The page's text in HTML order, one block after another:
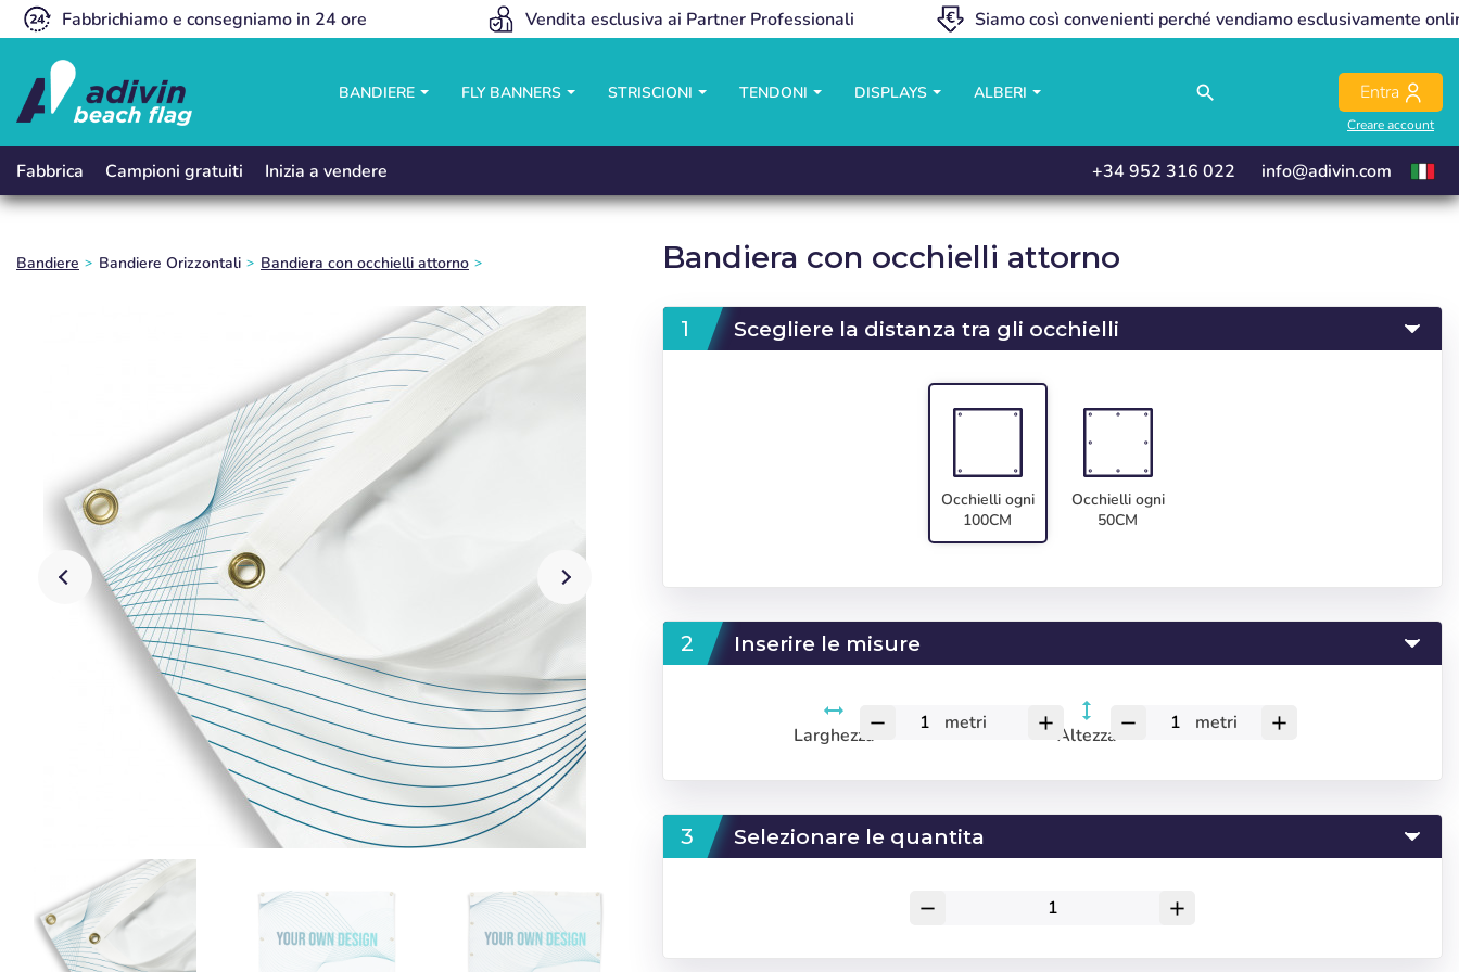
Fabbrichiamo e consegniamo in 24 ore Vendita esclusiva ai Partner Professionali Siamo così convenienti perché vendiamo esclusivamente
BANDIERE FLY BANNERS STRISCIONI TENDONI DISPLAYS ALBERI search Entra
Creare account
close
Fabbrica Campioni gratuiti Inizia a vendere +34 952 316 022 info@adivin.com
close
Bandiere Bandiere Orizzontali Bandiera con occhielli attorno Bandiera con occhielli attorno
Scegliere la distanza tra gli occhielli
Occhielli ogni
100CM
Occhielli ogni
50CM
Inserire le misure
Larghezza
metri
remove add
Altezza
metri
remove add
Selezionare le quantita
remove add
close
close